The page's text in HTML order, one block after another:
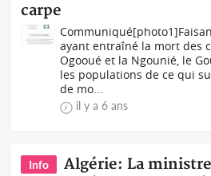
carpe
ayant entraîné la mort des
Ogooué et la Ngounié, le
les populations de ce qui
de mo...
il y a 6 ans
Info
Algérie: La